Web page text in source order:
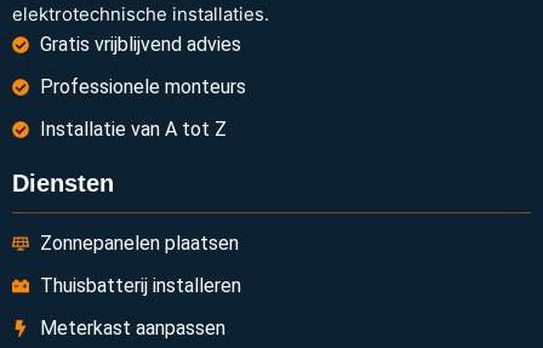
elektrotechnische installaties.
Gratis vrijblijvend advies
Professionele monteurs
Installatie van A tot Z
Diensten
Zonnepanelen plaatsen
Thuisbatterij installeren
Meterkast aanpassen